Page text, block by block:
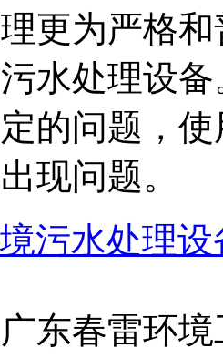
更为严格
水处理设
的问题，
现问题。
污水处理
东春雷环